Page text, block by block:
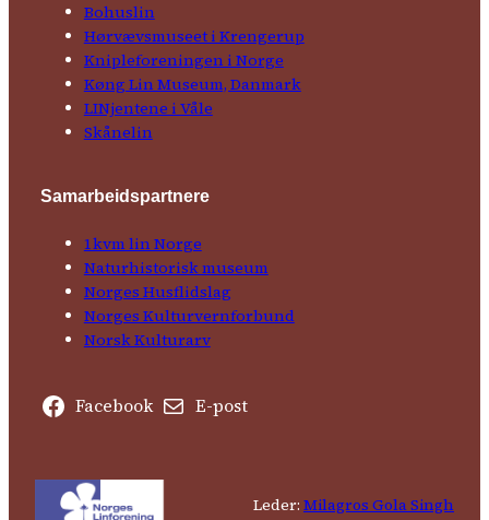
Bohuslin
Hørvævs­museet i Krengerup
Kniple­foreningen i Norge
Køng Lin Museum, Danmark
LINjentene i Våle
Skånelin
Samarbeids­partnere
1kvm lin Norge
Natur­his­torisk­ museum
Norges Husflids­lag
Norges Kultur­vern­forbund
Norsk Kulturarv
Facebook E-post
Leder: Milagros Gola Singh